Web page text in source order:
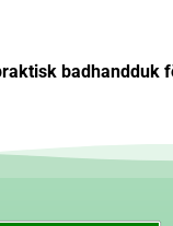
badhandduk